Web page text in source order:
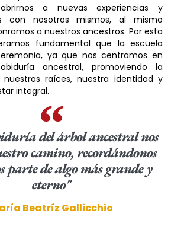
a nuevas experiencias y
con nosotros mismos, al mismo
a nuestros ancestros. Por esta
fundamental que la escuela
ya que nos centramos en
ancestral, promoviendo la
raíces, nuestra identidad y
integral.
del árbol ancestral nos
camino, recordándonos
parte de algo más grande y
eterno"
Beatríz Gallicchio